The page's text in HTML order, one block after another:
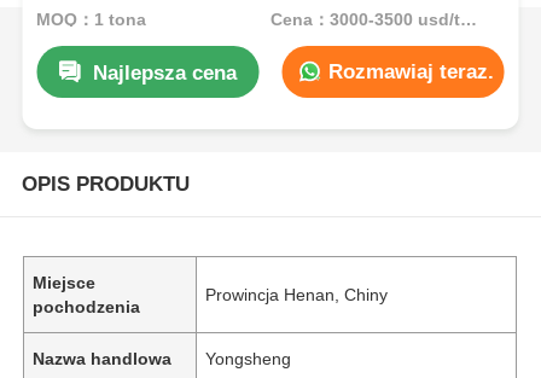
MOQ：1 tona Cena：3000-3500 usd/ton
Najlepsza cena Rozmawiaj teraz.
OPIS PRODUKTU
Miejsce
pochodzenia
Prowincja Henan, Chiny
Nazwa handlowa Yongsheng